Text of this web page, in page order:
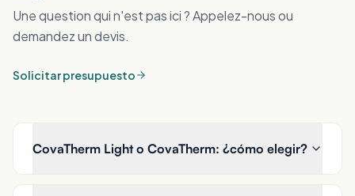
Une question qui n'est pas ici ? Appelez-nous ou
demandez un devis.
Solicitar presupuesto
CovaTherm Light o CovaTherm: ¿cómo elegir?